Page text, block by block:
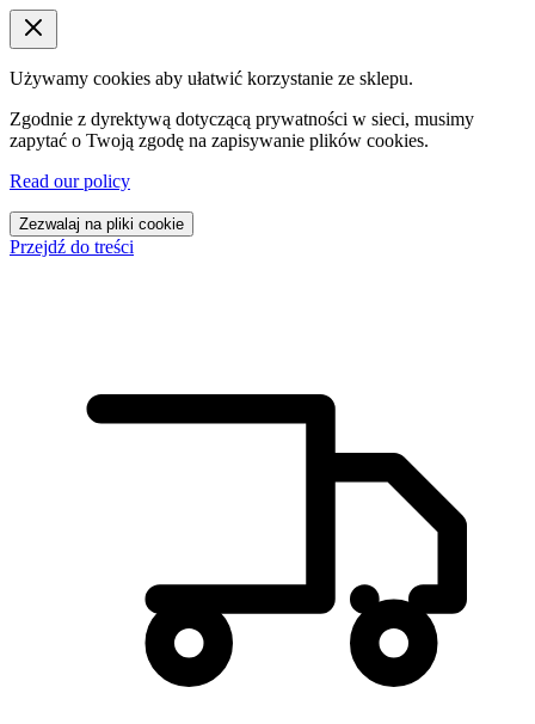
Używamy cookies aby ułatwić korzystanie ze sklepu.
Zgodnie z dyrektywą dotyczącą prywatności w sieci, musimy
zapytać o Twoją zgodę na zapisywanie plików cookies.
Read our policy
Zezwalaj na pliki cookie
Przejdź do treści